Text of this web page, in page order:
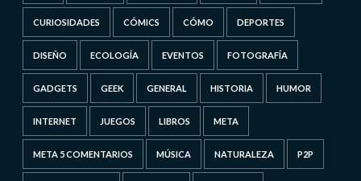
CURIOSIDADES CÓMICS CÓMO DEPORTES
DISEÑO ECOLOGÍA EVENTOS FOTOGRAFÍA
GADGETS GEEK GENERAL HISTORIA HUMOR
INTERNET JUEGOS LIBROS META
META 5 COMENTARIOS MÚSICA NATURALEZA P2P